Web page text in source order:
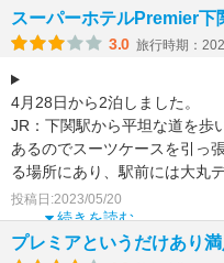
スーパーホテルPremier下
3.0 旅行時期：
4月28日から2泊しました。
JR：下関駅から平坦な道を歩
あるのでスーツケースを引っ
る場所にあり、駅前には大丸
ど入っているので便利です。
続きを読む
投稿日:2023/05/20
プレミアというだけあり